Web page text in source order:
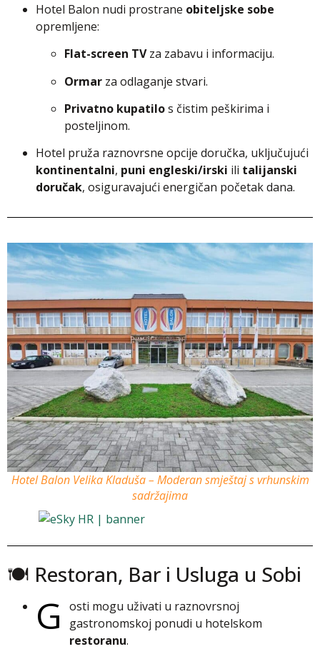
Hotel Balon nudi prostrane obiteljske sobe
opremljene:
Flat-screen TVza zabavu i informaciju.
Ormar za odlaganje stvari.
Privatno kupatilos čistim peškirima i
posteljinom.
Hotel pruža raznovrsne opcije doručka, uključujući
kontinentalni, puni engleski/irski ili talijanski
doručak, osiguravajući energičan početak dana.
Hotel Balon Velika Kladuša – Moderan smještaj s vrhunskim
sadržajima
🍽️ Restoran, Bar i Usluga u Sobi
G
osti mogu uživati u raznovrsnoj
gastronomskoj ponudi u hotelskom
restoranu.